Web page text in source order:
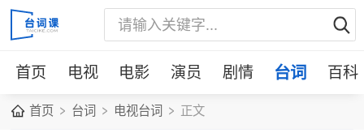
首页 电视 电影 演员 剧情 台词 百科
首页 台词 电视台词 正文